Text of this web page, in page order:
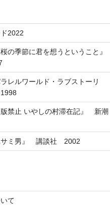
2022
の季節に君を想うということ』
レルワールド・ラブストーリ
禁止 いやしの村滞在記』 新潮
ミ男』 講談社 2002
て